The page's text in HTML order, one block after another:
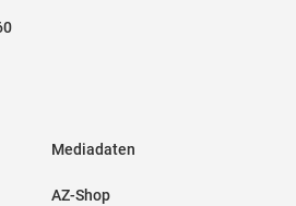
Mediadaten
AZ-Shop